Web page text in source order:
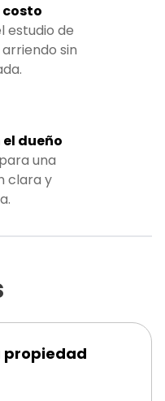
costo
estudio de
sin
dueño
una
clara y
propiedad